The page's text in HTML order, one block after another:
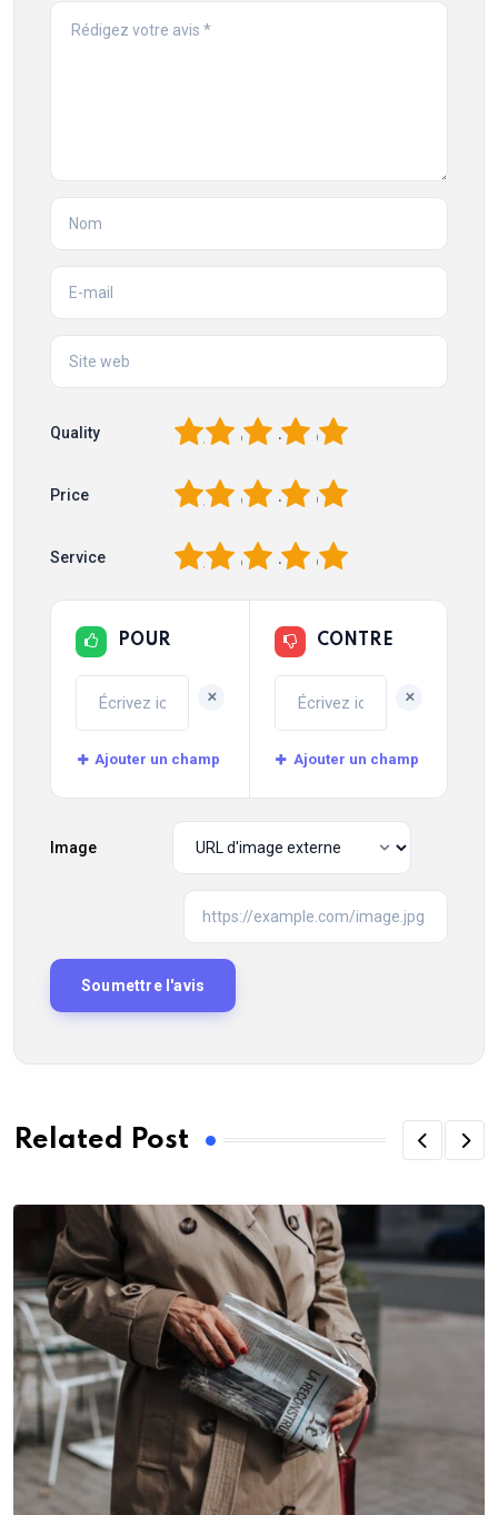
Quality 5
4
3
2
Price 5
4
3
2
Service 5
4
3
2
POUR
+
Ajouter un champ
CONTRE
+
Ajouter un champ
Image
Related Post